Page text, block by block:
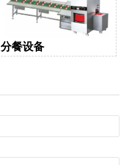
分餐设备